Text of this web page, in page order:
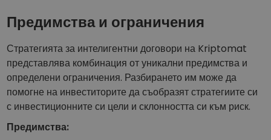
Предимства и ограничения
Стратегията за интелигентни договори на Kriptomat
представлява комбинация от уникални предимства и
определени ограничения. Разбирането им може да
помогне на инвеститорите да съобразят стратегиите си
с инвестиционните си цели и склонността си към риск.
Предимства: